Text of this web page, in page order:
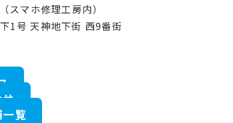
マホ修理工房内）
1号 天神地下街 西9番街
覧